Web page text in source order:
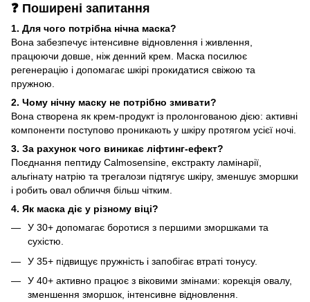
❓ Поширені запитання
1. Для чого потрібна нічна маска?
Вона забезпечує інтенсивне відновлення і живлення,
працюючи довше, ніж денний крем. Маска посилює
регенерацію і допомагає шкірі прокидатися свіжою та
пружною.
2. Чому нічну маску не потрібно змивати?
Вона створена як крем-продукт із пролонгованою дією: активні
компоненти поступово проникають у шкіру протягом усієї ночі.
3. За рахунок чого виникає ліфтинг-ефект?
Поєднання пептиду Calmosensine, екстракту ламінарії,
альгінату натрію та трегалози підтягує шкіру, зменшує зморшки
і робить овал обличчя більш чітким.
4. Як маска діє у різному віці?
У 30+ допомагає боротися з першими зморшками та
сухістю.
У 35+ підвищує пружність і запобігає втраті тонусу.
У 40+ активно працює з віковими змінами: корекція овалу,
зменшення зморшок, інтенсивне відновлення.